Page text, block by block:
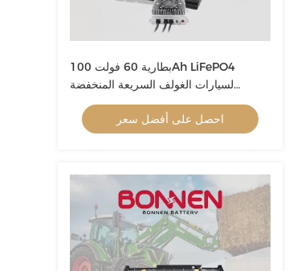
بطارية 60 فولت 100Ah LiFePO4
لسيارات الغولف السريعة المنخفضة
المركبات عالية الجهد العمر الطويل
احصل على أفضل سعر